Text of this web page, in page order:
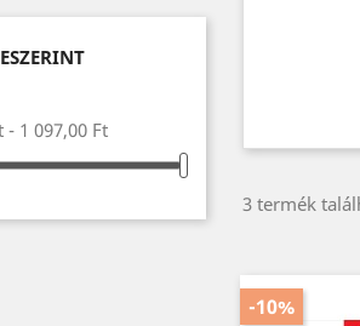
- 1 097,00 Ft
3 termék
-10%